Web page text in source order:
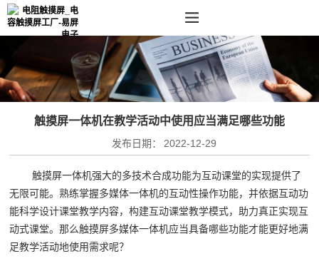
触摸屏一体机在教学活动中使用应当满足哪些功能
发布日期： 2022-12-29
触摸屏一体机强大的多技术合成功能为互动课堂的实现提供了
无限可能。熟练掌握多媒体一体机的互动性操作功能，并依据互动功
能科学设计课堂教学内容，构建互动课堂教学模式，助力真正实现互
动式课堂。那么触摸屏多媒体一体机应当具备哪些功能才能更好地满
足教学活动地使用需求呢？